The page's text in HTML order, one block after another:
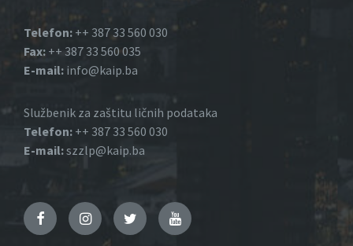
Telefon: ++ 387 33 560 030
Fax: ++ 387 33 560 035
E-mail: info@kaip.ba
Službenik za zaštitu ličnih podataka
Telefon: ++ 387 33 560 030
E-mail:szzlp@kaip.ba
FacebookInstagramTwitter YouTube